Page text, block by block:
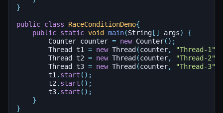
}
public class RaceConditionDemo{
public static void main(String [] args)
{
Counter counter = new Counter();
Thread
t1 = new Thread (counter, "Thread-1"
Thread
t2 = new Thread (counter, "Thread-2"
Thread
t3 = new Thread (counter, "Thread-3"
t1 . start ();
t2 . start ();
t3. start ();
}
}